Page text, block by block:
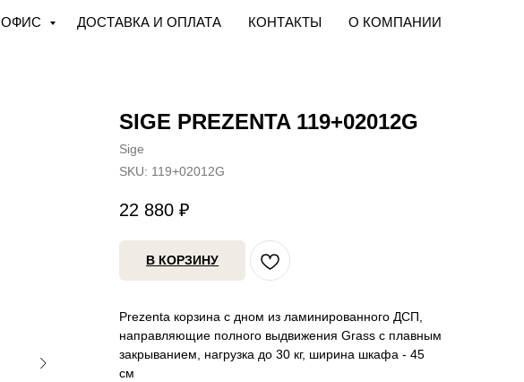
ОФИС ДОСТАВКА И ОПЛАТА КОНТАКТЫ О КОМПАНИИ
SIGE PREZENTA 119+02012G
Sige
SKU: 119+02012G
22 880 ₽
В КОРЗИНУ
Prezenta корзина с дном из ламинированного ДСП,
направляющие полного выдвижения Grass с плавным
закрыванием, нагрузка до 30 кг, ширина шкафа - 45
см